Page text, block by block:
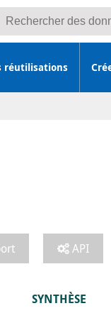
Rechercher des
réutilisations
API
SYNTHÈSE